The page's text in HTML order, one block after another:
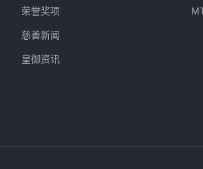
荣誉奖项
慈善新闻
皇御资讯